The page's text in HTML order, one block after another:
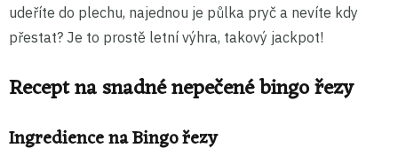
udeříte do plechu, najednou je půlka pryč a nevíte kdy
přestat? Je to prostě letní výhra, takový jackpot!
Recept na snadné nepečené bingo řezy
Ingredience na Bingo řezy